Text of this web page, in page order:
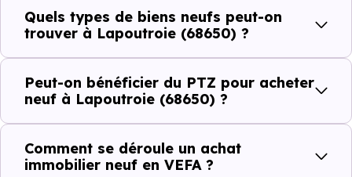
scolaires. Des équipements du quotidien qui constituent
autant d'arguments concrets pour habiter ou investir
dans la commune.
Combien coûte un logement à Lapoutroie
(68650) ?
C'est souvent la première question. Voici les repères de
Quels types de biens neufs peut-on
trouver à Lapoutroie (68650) ?
Peut-on bénéficier du PTZ pour acheter
neuf à Lapoutroie (68650) ?
Comment se déroule un achat
immobilier neuf en VEFA ?